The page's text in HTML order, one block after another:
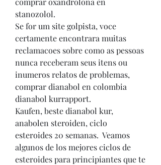
stanozolol.
Se for um site golpista, voce
certamente encontrara muitas
reclamacoes sobre como as pessoas
nunca receberam seus itens ou
inumeros relatos de problemas,
comprar dianabol en colombia
dianabol kurrapport.
Kaufen, beste dianabol kur,
anabolen steroiden, ciclo
esteroides 20 semanas.  Veamos
algunos de los mejores ciclos de
esteroides para principiantes que te